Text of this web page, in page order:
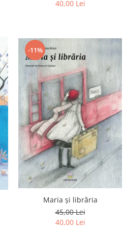
40,00 Lei
-11%
Maria și librăria
45,00 Lei
40,00 Lei